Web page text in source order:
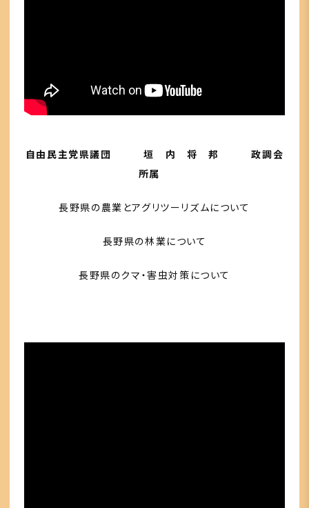
自由民主党県議団 垣 内 将 邦 政調会
所属
長野県の農業とアグリツーリズムについて
長野県の林業について
長野県のクマ・害虫対策について